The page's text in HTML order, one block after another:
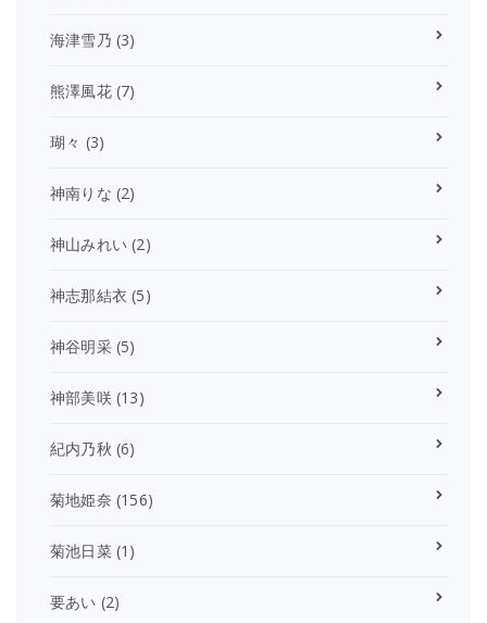
海津雪乃 (3)
熊澤風花(7)
瑚々 (3)
神南りな (2)
神山みれい (2)
神志那結衣 (5)
神谷明采(5)
神部美咲(13)
紀内乃秋 (6)
菊地姫奈 (156)
菊池日菜(1)
要あい (2)